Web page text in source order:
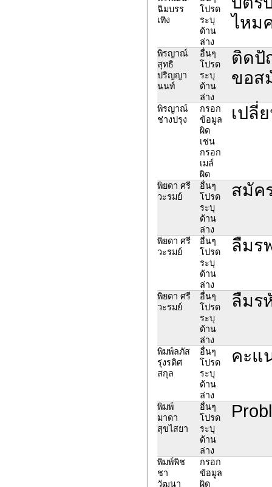
ฉิมบรร
เทิง
โปรด
ระบุ
ด้าน
ล่าง
ไหม
พิรญาณ์
สุทธิ
ปริญญา
นนท์
อื่นๆ
โปรด
ระบุ
ด้าน
ล่าง
ติดปั
ขอส
พิรญาณ์
ช่างปรุง
กรอก
ข้อมูล
ผิด
เช่น
กรอก
เมล์
ผิด
เปลี่
พิยดา ศรี
วะรมย์
อื่นๆ
โปรด
ระบุ
ด้าน
ล่าง
สมัค
พิยดา ศรี
วะรมย์
อื่นๆ
โปรด
ระบุ
ด้าน
ล่าง
ลืมร
พิยดา ศรี
วะรมย์
อื่นๆ
โปรด
ระบุ
ด้าน
ล่าง
ลืมร
พิมพ์ลภัส
รุ่งรดิศ
สกุล
อื่นๆ
โปรด
ระบุ
ด้าน
ล่าง
คะแ
พิมพ์
มาดา
สุขไสยา
อื่นๆ
โปรด
ระบุ
ด้าน
ล่าง
พิมพ์พิช
ชา
วัฒนา
กรอก
ข้อมูล
ผิด